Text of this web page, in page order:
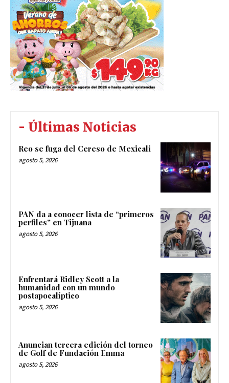
- Últimas Noticias
Reo se fuga del Cereso de Mexicali
agosto 5, 2026
PAN da a conocer lista de “primeros
perfiles” en Tijuana
agosto 5, 2026
Enfrentará Ridley Scott a la
humanidad con un mundo
postapocalíptico
agosto 5, 2026
Anuncian tercera edición del torneo
de Golf de Fundación Emma
agosto 5, 2026